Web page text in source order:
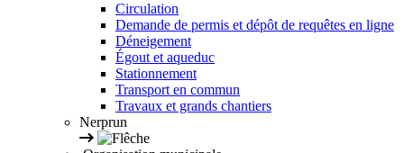
Circulation
Demande de permis et dépôt de requêtes en ligne
Déneigement
Égout et aqueduc
Stationnement
Transport en commun
Travaux et grands chantiers
Nerprun